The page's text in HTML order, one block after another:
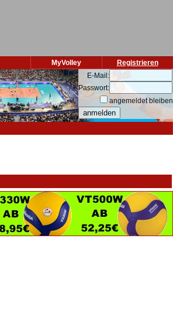
Registrieren
MyVolley
E-Mail:
Passwort:
angemeldet bleiben